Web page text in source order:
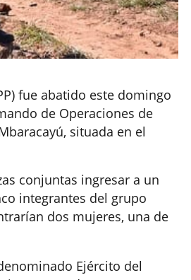
fue abatido este domingo
de Operaciones de
situada en el
conjuntas ingresar a un
integrantes del grupo
dos mujeres, una de
Ejército del